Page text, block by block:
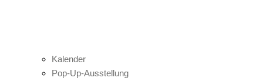
Kalender
Pop-Up-Ausstellung